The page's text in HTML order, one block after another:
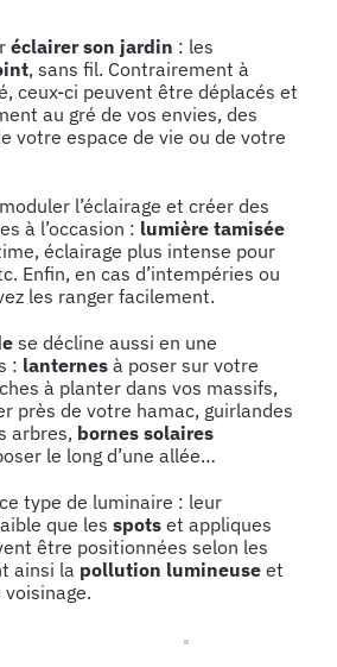
éclairer son jardin : les
, sans fil. Contrairement à
ceux-ci peuvent être déplacés et
au gré de vos envies, des
votre espace de vie ou de votre
l’éclairage et créer des
à l’occasion : lumière tamisée
éclairage plus intense pour
Enfin, en cas d’intempéries ou
les ranger facilement.
se décline aussi en une
: lanternes à poser sur votre
à planter dans vos massifs,
près de votre hamac, guirlandes
arbres, bornes solaires
le long d’une allée…
type de luminaire : leur
que les spots et appliques
être positionnées selon les
ainsi la pollution lumineuse et